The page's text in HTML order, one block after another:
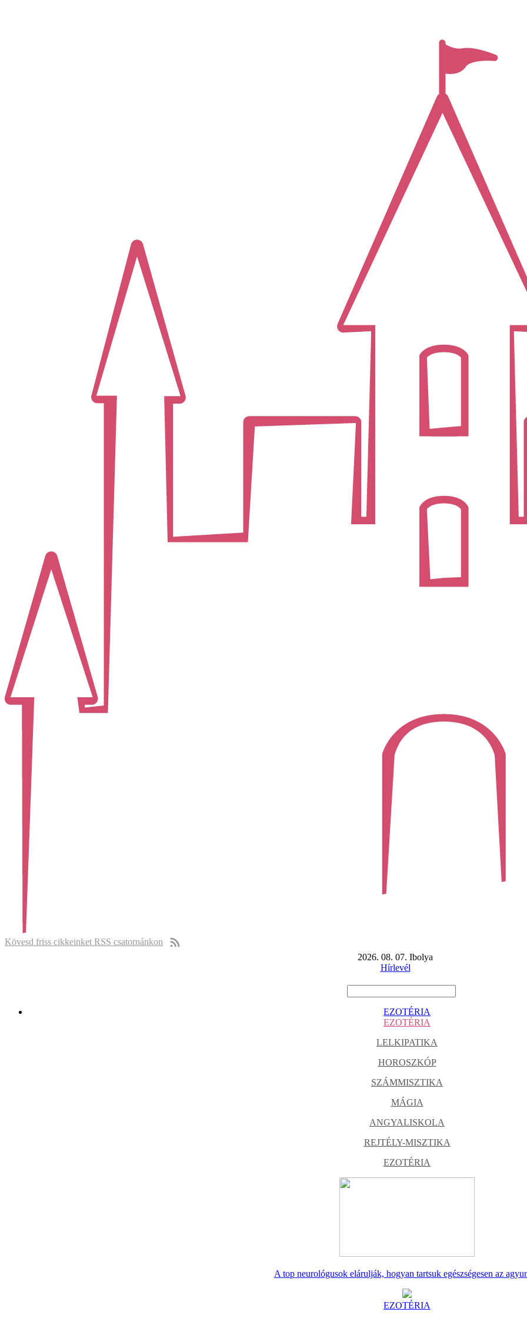
Kövesd friss cikkeinket RSS csatornánkon
2026. 08. 07. Ibolya
Hírlevél
EZOTÉRIA
EZOTÉRIA
LELKIPATIKA
HOROSZKÓP
SZÁMMISZTIKA
MÁGIA
ANGYALISKOLA
REJTÉLY-MISZTIKA
EZOTÉRIA
A top neurológusok elárulják, hogyan tartsuk egészségesen az
EZOTÉRIA